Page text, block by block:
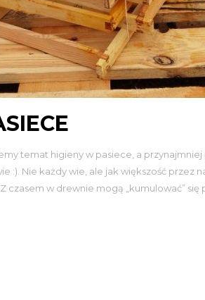
temat higieny w pasiece, a
:). Nie każdy wie, ale jak większość przez
czasem w drewnie mogą „kumulować”